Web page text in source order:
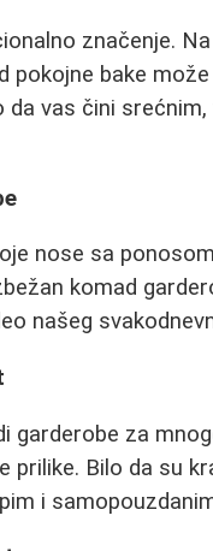
značenje.
bake
vas čini
nose sa
komad
našeg
za
Bilo da su
i